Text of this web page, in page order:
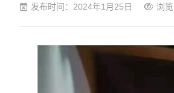
发布时间：2024年1月25日 浏